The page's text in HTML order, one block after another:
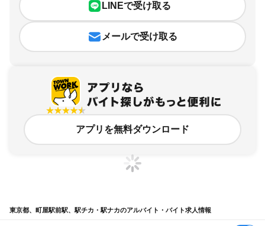
LINEで受け取る
メールで受け取る
アプリを無料ダウンロード
東京都、町屋駅前駅、駅チカ・駅ナカのアルバイト・バイト求人情報